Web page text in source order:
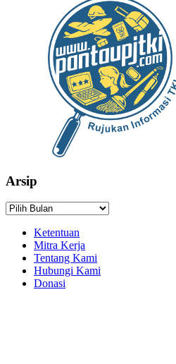
Arsip
Arsip
Ketentuan
Mitra Kerja
Tentang Kami
Hubungi Kami
Donasi